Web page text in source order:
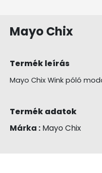
Mayo Chix
Termék leírás
Mayo Chix Wink póló
Termék adatok
Márka : Mayo Chix